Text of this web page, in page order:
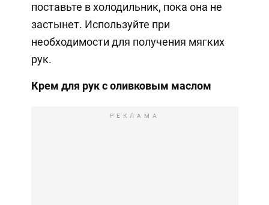
поставьте в холодильник, пока она не
застынет. Используйте при
необходимости для получения мягких
рук.
Крем для рук с оливковым маслом
РЕКЛАМА